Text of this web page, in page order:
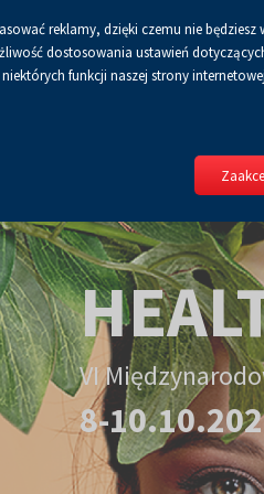
BIP Polityka prywatności
VI
8-
reklamy, dzięki czemu nie
dostosowania ustawień
funkcji naszej strony